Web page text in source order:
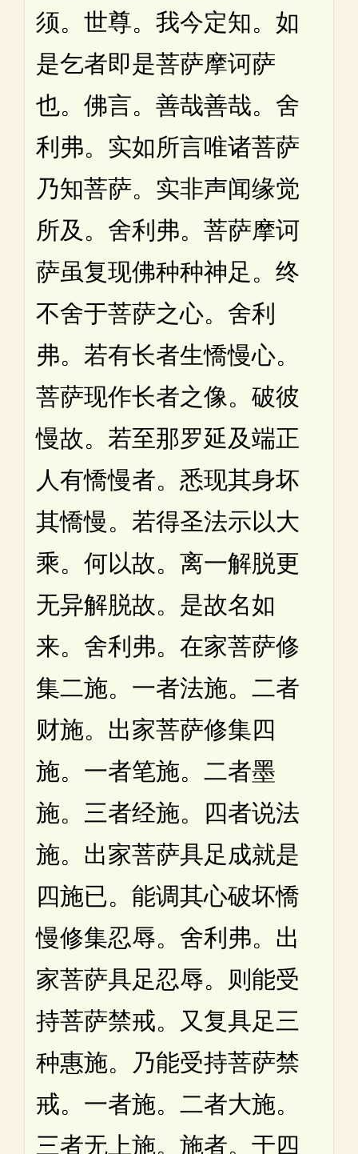
须。世尊。我今定知。如
是乞者即是菩萨摩诃萨
也。佛言。善哉善哉。舍
利弗。实如所言唯诸菩萨
乃知菩萨。实非声闻缘觉
所及。舍利弗。菩萨摩诃
萨虽复现佛种种神足。终
不舍于菩萨之心。舍利
弗。若有长者生憍慢心。
菩萨现作长者之像。破彼
慢故。若至那罗延及端正
人有憍慢者。悉现其身坏
其憍慢。若得圣法示以大
乘。何以故。离一解脱更
无异解脱故。是故名如
来。舍利弗。在家菩萨修
集二施。一者法施。二者
财施。出家菩萨修集四
施。一者笔施。二者墨
施。三者经施。四者说法
施。出家菩萨具足成就是
四施已。能调其心破坏憍
慢修集忍辱。舍利弗。出
家菩萨具足忍辱。则能受
持菩萨禁戒。又复具足三
种惠施。乃能受持菩萨禁
戒。一者施。二者大施。
三者无上施。施者。于四